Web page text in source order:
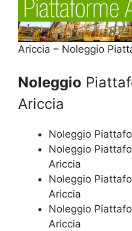
Ariccia – Noleggio
Noleggio
Ariccia
Noleggio
Noleggio
Ariccia
Noleggio
Ariccia
Noleggio
Ariccia